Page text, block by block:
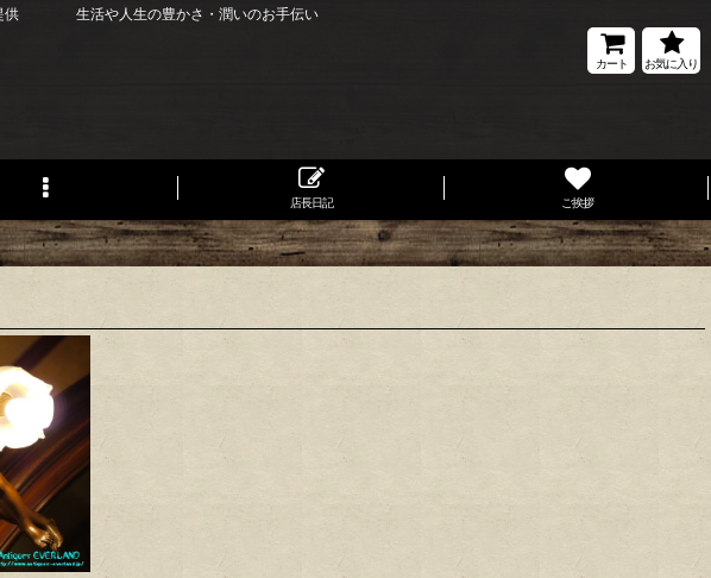
ご提供 生活や人生の豊かさ・潤いのお手伝い
カート お気に入り
店長日記 ご挨拶